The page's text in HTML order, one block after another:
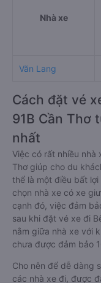
Nhà xe
Văn Lang
Cách đặt vé
91B Cần Thơ
nhất
Việc có rất nhiều nhà
Thơ giúp cho du
thể là một điều bất
chọn nhà xe có xe
cạnh đó, việc đảm
sau khi đặt vé xe đi
nằm giữa nhà xe với
chưa được đảm bảo
Cho nên để dễ dàng
các nhà xe đi, được